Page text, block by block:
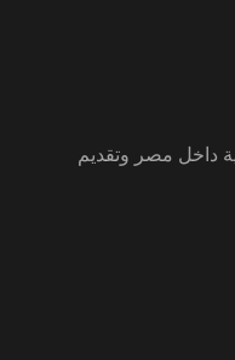
داخل مصر وتقديم